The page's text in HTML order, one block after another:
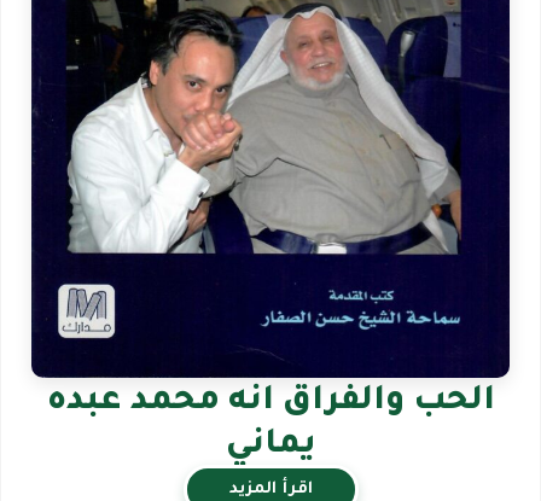
الحب والفراق انه محمد عبده
يماني
اقرأ المزيد